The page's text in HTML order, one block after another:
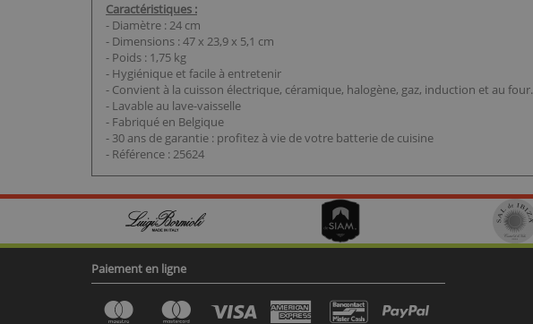
Caractéristiques :
- Diamètre : 24 cm
- Dimensions : 47 x 23,9 x 5,1 cm
- Poids : 1,75 kg
- Hygiénique et facile à entretenir
- Convient à la cuisson électrique, céramique, halogène, gaz, induction et au four.
- Lavable au lave-vaisselle
- Fabriqué en Belgique
- 30 ans de garantie : profitez à vie de votre batterie de cuisine
- Référence : 25624
Paiement en ligne